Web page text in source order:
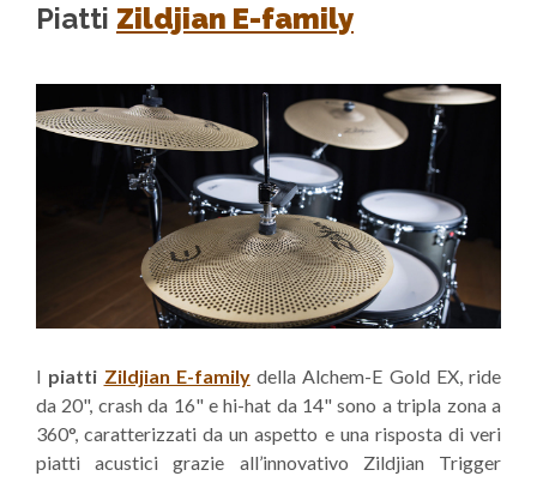
Piatti Zildjian E-family
I piatti Zildjian E-familydella Alchem-E Gold EX, ride
da 20", crash da 16" e hi-hat da 14" sono a tripla zona a
360°, caratterizzati da un aspetto e una risposta di veri
piatti acustici grazie all’innovativo Zildjian Trigger